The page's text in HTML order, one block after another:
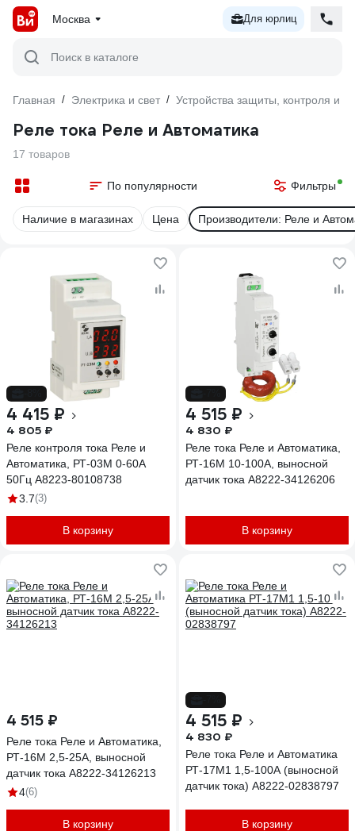
Москва Для юрлиц
Поиск в каталоге
Главная / Электрика и свет / Устройства защиты, контроля и
Реле тока Реле и Автоматика
17 товаров
По популярности Фильтры
Наличие в магазинах Цена Производители: Реле и
4 415 ₽
4 805 ₽
Реле контроля тока Реле и
Автоматика, РТ-03М 0-60А
50Гц A8223-80108738
3.7(3)
В корзину
4 515 ₽
4 830 ₽
Реле тока Реле и Автоматика,
РТ-16М 10-100А, выносной
датчик тока A8222-34126206
В корзину
4 515 ₽
Реле тока Реле и Автоматика,
РТ-16М 2,5-25А, выносной
датчик тока A8222-34126213
4(6)
В корзину
4 515 ₽
4 830 ₽
Реле тока Реле и Автоматика
РТ-17М1 1,5-100А (выносной
датчик тока) A8222-02838797
В корзину